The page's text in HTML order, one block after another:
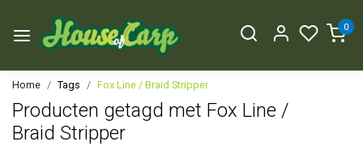
0
Home Tags Fox Line / Braid Stripper
Producten getagd met Fox Line /
Braid Stripper